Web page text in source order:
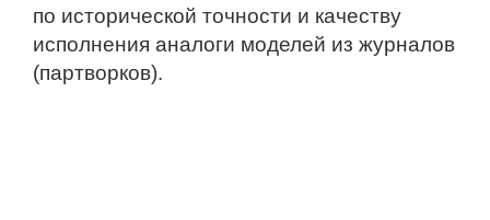
по исторической точности и качеству
исполнения аналоги моделей из журналов
(партворков).